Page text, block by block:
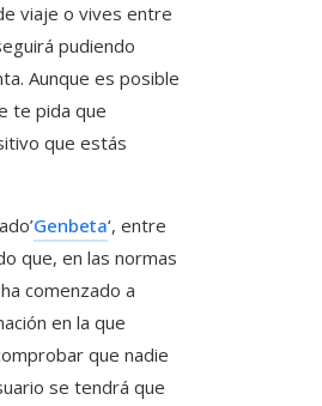
viaje o vives entre
pudiendo
Aunque es posible
te pida que
que estás
Genbeta‘, entre
que, en las normas
comenzado a
en la que
que nadie
se tendrá que